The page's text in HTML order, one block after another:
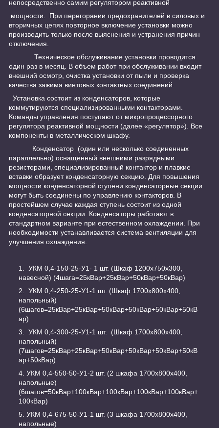
непосредственно самим регулятором реактивной
мощности. При перегорании предохранителей в силовых и
вторичных цепях повторное включение установки можно
производить только после выяснения и устранения причин
отключения.
Техническое обслуживание установки проводится
один раз в месяц. В объем работ при обслуживании входит
внешний осмотр, очистка установки от пыли и проверка
качества зажима винтовых контактных соединений.
Установка состоит из конденсаторов, которые
коммутируются специализированными контакторами.
Команды управления поступают от микропроцессорного
регулятора реактивной мощности (далее «регулятор»). Все
компоненты в металлическом шкафу.
Конденсатор (один или несколько соединенных
параллельно) оснащенный внешними разрядными
резисторами, специализированный контактор и плавкие
вставки образует конденсаторную секцию. Для повышения
мощности конденсаторной ступени конденсаторные секции
могут быть соединены по управлению контакторов. В
простейшем случае каждая ступень состоит из одной
конденсаторной секции. Конденсаторы работают в
стандартном варианте при естественном охлаждении. При
необходимости устанавливается система вентиляции для
улучшения охлаждения.
УКМ 0,4-150-25-У1- 1 шт. (Шкаф 1200х750х300,
навесной) (4шага=25кВар+25кВар+50кВар+50кВар)
УКМ 0,4-250-25-У1-1 шт. (Шкаф 1700х800х400,
напольный)
(6шагов=25кВар+25кВар+50кВар+50кВар+50кВар+50кВ
ар)
УКМ 0,4-300-25-У1-1 шт. (Шкаф 1700х800х400,
напольный)
(7шагов=25кВар+25кВар+50кВар+50кВар+50кВар+50кВ
ар+50кВар)
УКМ 0,4-550-50-У1-2 шт. (2 шкафа 1700х800х400,
напольные)
(6шагов=50кВар+100кВар+100кВар+100кВар+100кВар+
100кВар)
УКМ 0,4-675-50-У1-1 шт. (3 шкафа 1700х800х400,
напольные)